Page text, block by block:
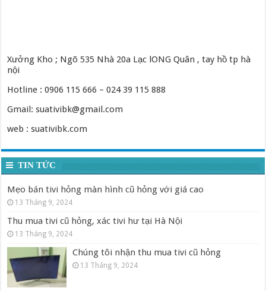
Xưởng Kho ; Ngõ 535 Nhà 20a Lạc lONG Quân , tay hồ tp hà
nội
Hotline : 0906 115 666 – 024 39 115 888
Gmail: suativibk@gmail.com
web : suativibk.com
TIN TỨC
Mẹo bán tivi hỏng màn hình cũ hỏng với giá cao
13 Tháng 9, 2024
Thu mua tivi cũ hỏng, xác tivi hư tại Hà Nội
13 Tháng 9, 2024
Chúng tôi nhận thu mua tivi cũ hỏng
13 Tháng 9, 2024